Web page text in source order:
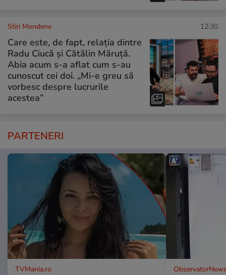
Stiri Mondene 12:30
Care este, de fapt, relația dintre
Radu Ciucă și Cătălin Măruță.
Abia acum s-a aflat cum s-au
cunoscut cei doi. „Mi-e greu să
vorbesc despre lucrurile
acestea”
PARTENERI
TVMania.ro